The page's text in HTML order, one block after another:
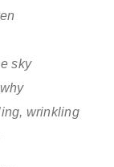
sky
wrinkling